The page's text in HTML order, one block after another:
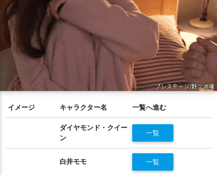
イメージ キャラクター名 一覧へ進む
ダイヤモンド・クイー
ン
一覧
白井モモ 一覧